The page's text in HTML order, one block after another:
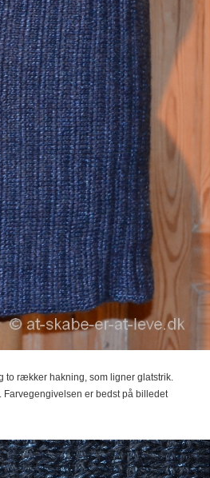
to rækker hakning, som ligner glatstrik.
er bedst på billedet